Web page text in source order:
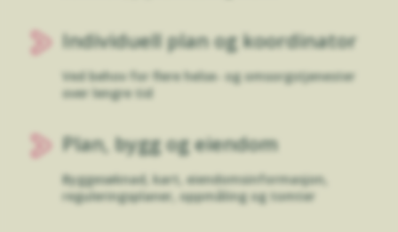
Individuell plan og koordinator
Ved behov for flere helse- og omsorgstjenester
over lengre tid
Plan, bygg og eiendom
Byggesøknad, kart, eiendomsinformasjon,
reguleringsplaner, oppmåling og tomter